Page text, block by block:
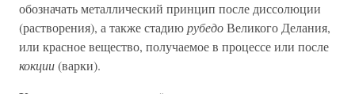
обозначать металлический принцип после диссолюции
(растворения), а также стадиюрубедоВеликого Делания,
или красное вещество, получаемое в процессе или после
кокции(варки).